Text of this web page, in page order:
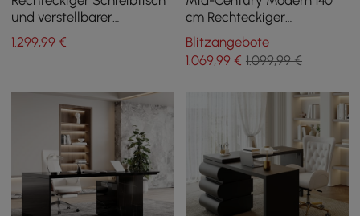
und verstellbarer
Schreibtischstuhl aus
Leder, 1800 mm, industriell
1.299,99 €
cm Rechteckiger
Schreibtisch aus Natur-
Eschenholz mit 3
Schubladen
Blitzangebote
1.069,99 € 1.099,99 €